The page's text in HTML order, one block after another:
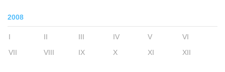
2008
I II III IV V
VI
VII
VIII IX X XI XII